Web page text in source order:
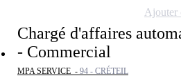
Chargé d'affaires
- Commercial
MPA SERVICE - 94 - CRÉTEIL
Ajouter